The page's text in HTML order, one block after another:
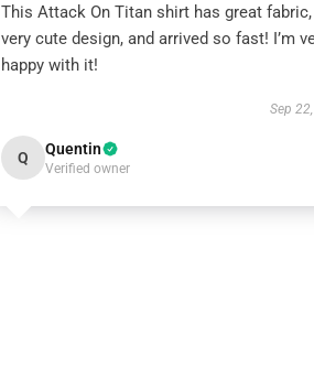
This Attack On Titan shirt has great
very cute design, and arrived so fast! I’m
happy with it!
Sep
Q Quentin
Verified owner